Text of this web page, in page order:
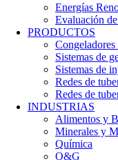
Energías
Evaluación
PRODUCTOS
Congeladores
Sistemas de
Sistemas de
Redes de
Redes de
INDUSTRIAS
Alimentos y
Minerales y
Química
O&G